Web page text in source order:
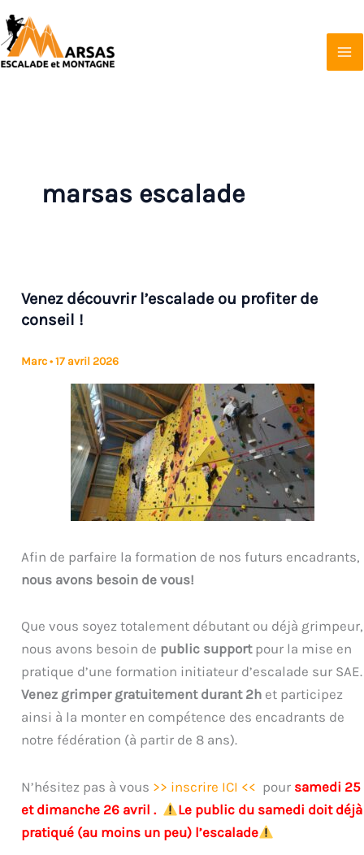
Aller
au
contenu
marsas escalade
Venez découvrir l’escalade ou profiter de
conseil !
Marc•17 avril 2026
Afin de parfaire la formation de nos futurs encadrants,
nous avons besoin de vous!
Que vous soyez totalement débutant ou déjà grimpeur,
nous avons besoin de public supportpour la mise en
pratique d’une formation initiateur d’escalade sur SAE.
Venez grimper gratuitement durant 2het participez
ainsi à la monter en compétence des encadrants de
notre fédération (à partir de 8 ans).
N’hésitez pas à vous >> inscrire ICI << pour samedi 25
et dimanche 26 avril .
​Le public du samedi doit déjà
pratiqué (au moins un peu) l’escalade